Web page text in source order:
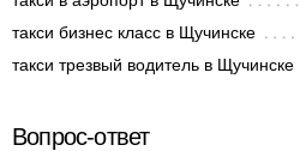
такси бизнес класс в Щучинске
такси трезвый водитель в Щучинске
Вопрос-ответ